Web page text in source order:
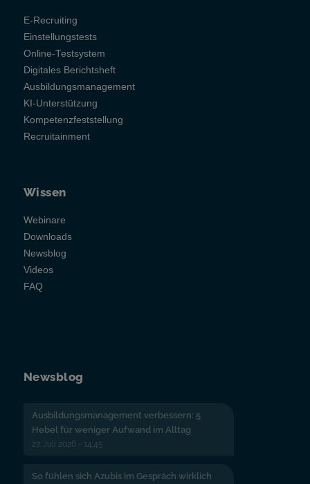
E-Recruiting
Einstellungstests
Online-Testsystem
Digitales Berichtsheft
Ausbildungsmanagement
KI-Unterstützung
Kompetenzfeststellung
Recruitainment
Wissen
Webinare
Downloads
Newsblog
Videos
FAQ
Newsblog
Ausbildungsmanagement verbessern: 5
Hebel für weniger Aufwand im Alltag
27. Juli 2026 - 14:45
So fühlen sich Azubis im Gespräch wirklich